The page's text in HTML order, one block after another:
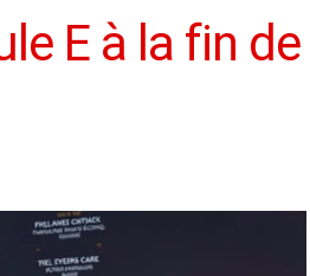
E à la fin de